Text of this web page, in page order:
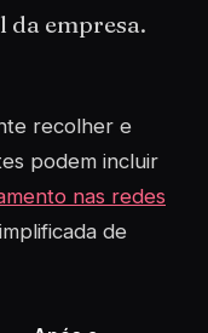
da empresa.
recolher e
podem incluir
nas redes
de